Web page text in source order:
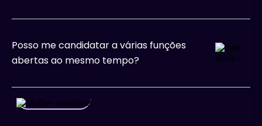
Posso me candidatar a várias funções
abertas ao mesmo tempo?